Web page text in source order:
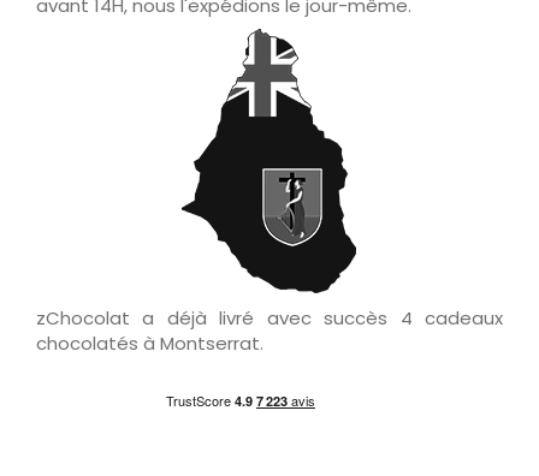
avant 14H, nous l'expédions le jour-même.
zChocolat a déjà livré avec succès 4 cadeaux
chocolatés à Montserrat.